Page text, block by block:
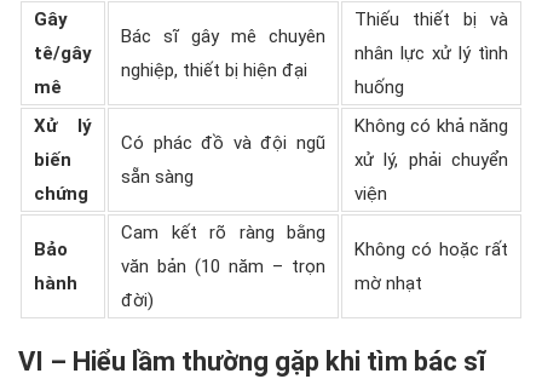
Gây
tê/gây
mê
Bác sĩ gây mê chuyên
nghiệp, thiết bị hiện đại
Thiếu thiết bị và
nhân lực xử lý tình
huống
Xử lý
biến
chứng
Có phác đồ và đội ngũ
sẵn sàng
Không có khả năng
xử lý, phải chuyển
viện
Bảo
hành
Cam kết rõ ràng bằng
văn bản (10 năm – trọn
đời)
Không có hoặc rất
mờ nhạt
VI – Hiểu lầm thường gặp khi tìm bác sĩ